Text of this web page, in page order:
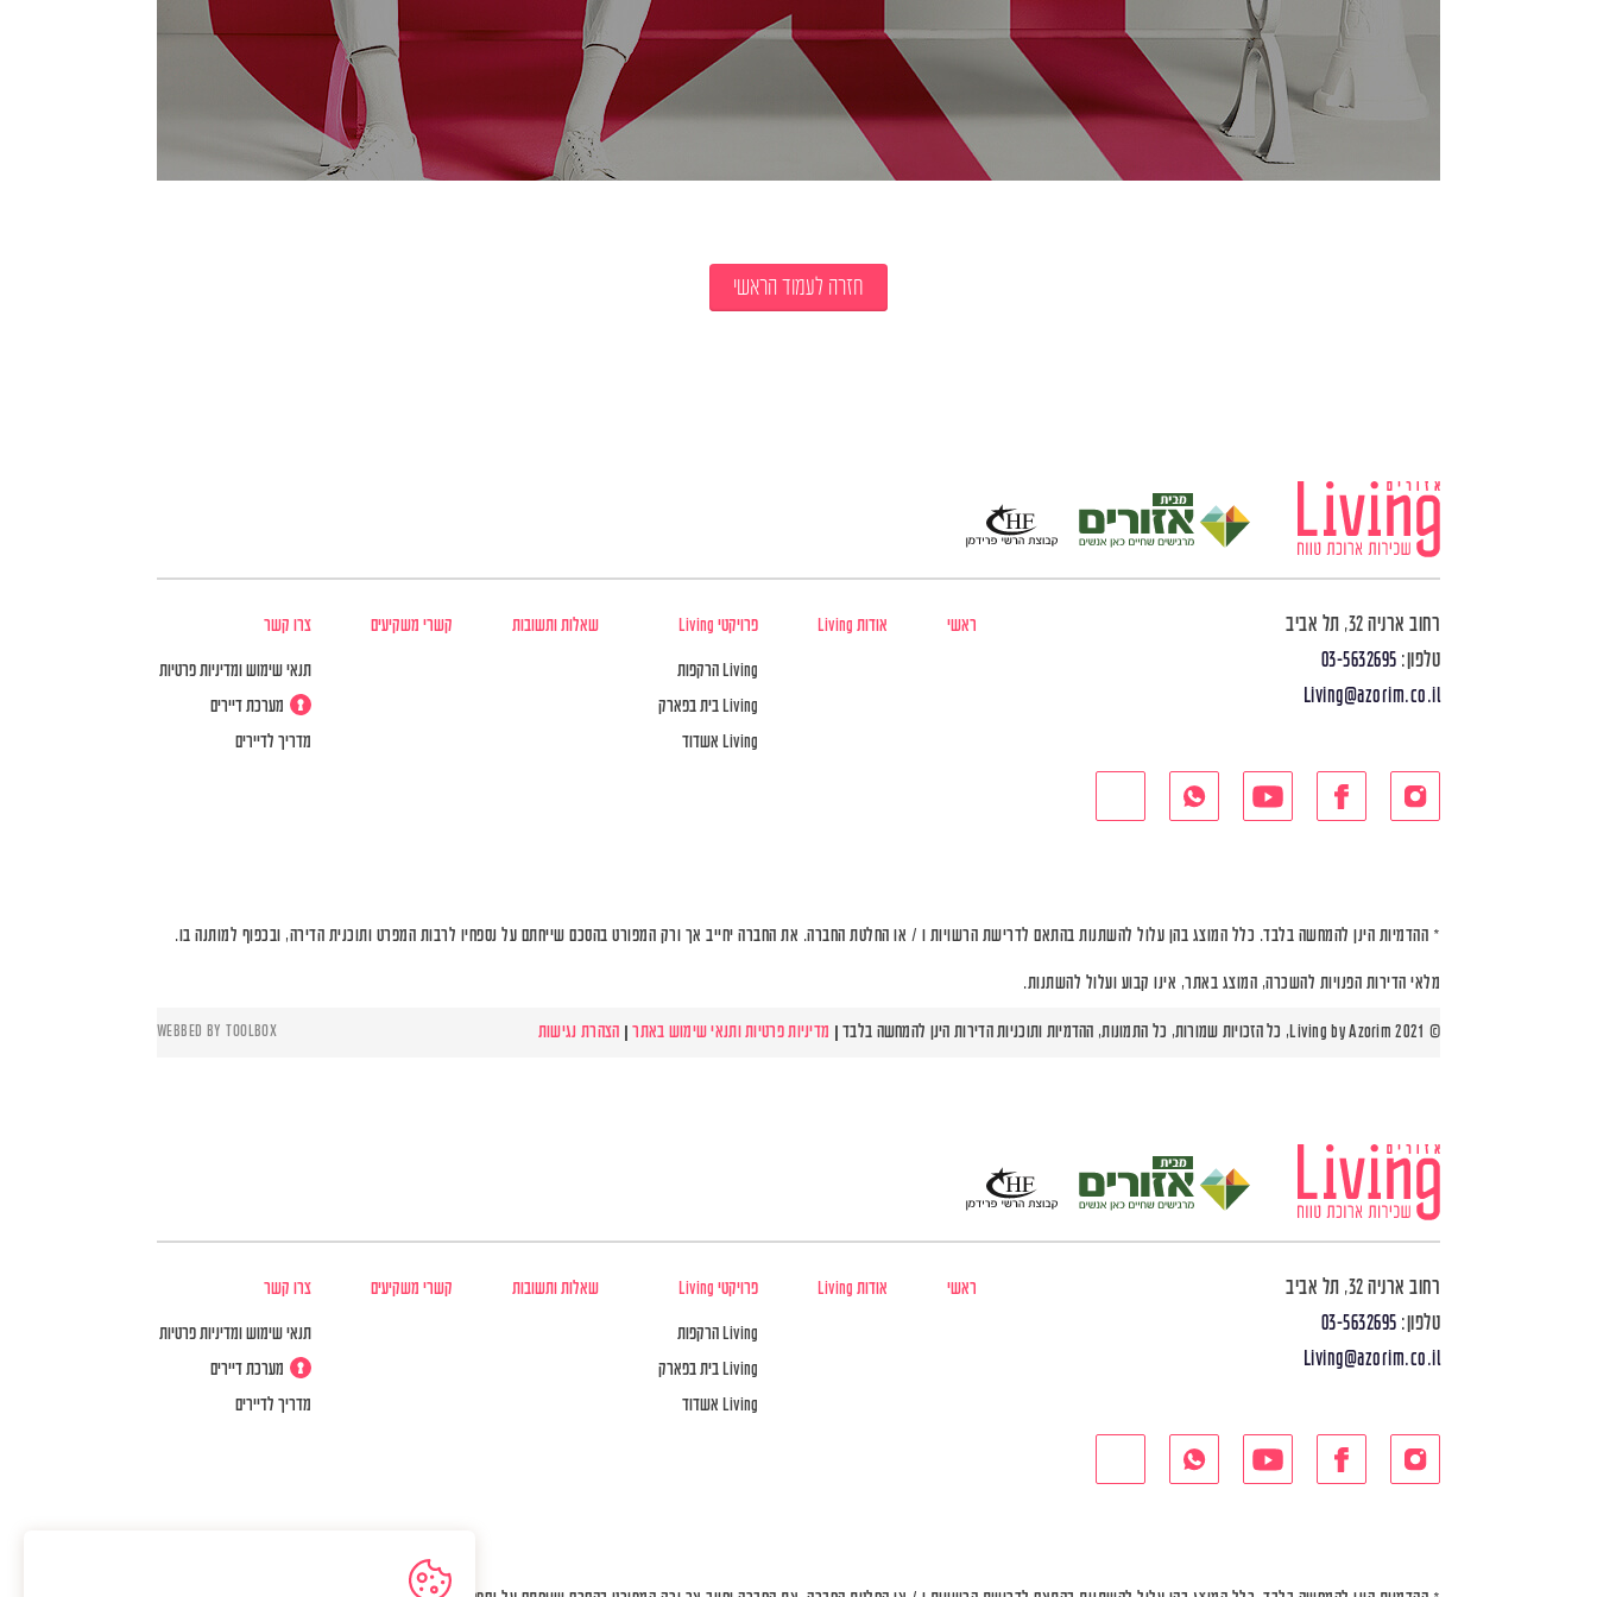
חזרה לעמוד הראשי
רחוב ארניה 32, תל אביב
טלפון: 03-5632695
Living@azorim.co.il
ראשי אודות Living פרויקטי Living
Living הרקפות
Living בית בפארק
Living אשדוד
שאלות ותשובות קשרי משקיעים צרו קשר
תנאי שימוש ומדיניות פרטיות
מערכת דיירים
מדריך לדיירים
* ההדמיות הינן להמחשה בלבד. כלל המוצג בהן עלול להשתנות בהתאם לדרישת הרשויות ו / או החלטת החברה. את החברה יחייב אך ורק המפורט בהסכם שייחתם על נספחיו לרבות המפרט ותוכנית הדירה, ובכפוף למותנה בו.
מלאי הדירות הפנויות להשכרה, המוצג באתר, אינו קבוע ועלול להשתנות.
© Living by Azorim 2021, כל הזכויות שמורות, כל התמונות, ההדמיות ותוכניות הדירות הינן להמחשה בלבד | מדיניות פרטיות ותנאי שימוש באתר| הצהרת נגישות WEBBED BY TOOLBOX
רחוב ארניה 32, תל אביב
טלפון: 03-5632695
Living@azorim.co.il
ראשי אודות Living פרויקטי Living
Living הרקפות
Living בית בפארק
Living אשדוד
שאלות ותשובות קשרי משקיעים צרו קשר
תנאי שימוש ומדיניות פרטיות
מערכת דיירים
מדריך לדיירים